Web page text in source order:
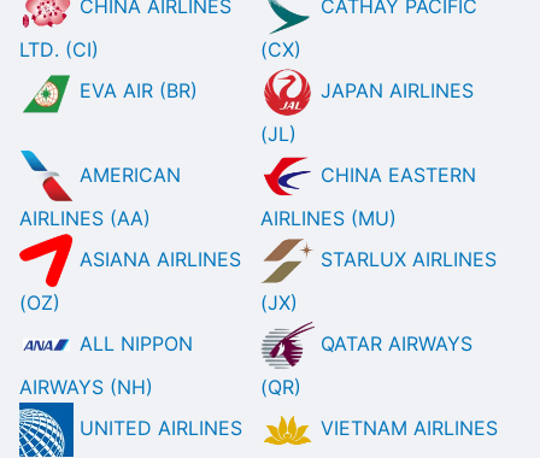
CHINA AIRLINES
LTD. (CI)
CATHAY PACIFIC
(CX)
EVA AIR (BR)
JAPAN AIRLINES
(JL)
AMERICAN
AIRLINES (AA)
CHINA EASTERN
AIRLINES (MU)
ASIANA AIRLINES
(OZ)
STARLUX AIRLINES
(JX)
ALL NIPPON
AIRWAYS (NH)
QATAR AIRWAYS
(QR)
UNITED AIRLINES
VIETNAM AIRLINES